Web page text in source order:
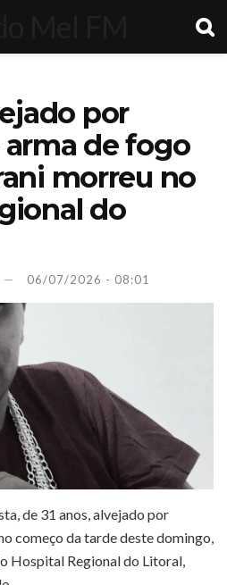
por
de fogo
morreu no
do
06/07/2026 - 08:01
de 31 anos, alvejado por
começo da tarde deste domingo,
Hospital Regional do Litoral,